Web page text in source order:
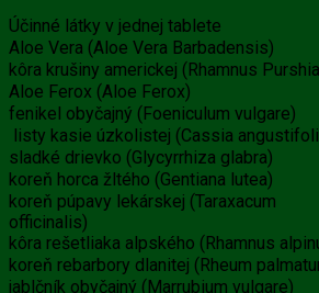
Účinné látky v jednej tablete
Aloe Vera (Aloe Vera Barbadensis)
kôra krušiny americkej (Rhamnus
Aloe Ferox (Aloe Ferox)
fenikel obyčajný (Foeniculum vulgare)
listy kasie úzkolistej (Cassia
sladké drievko (Glycyrrhiza glabra)
koreň horca žltého (Gentiana lutea)
koreň púpavy lekárskej (Taraxacum
officinalis)
kôra rešetliaka alpského (Rhamnus
koreň rebarbory dlanitej (Rheum
jablčník obyčajný (Marrubium vulgare)